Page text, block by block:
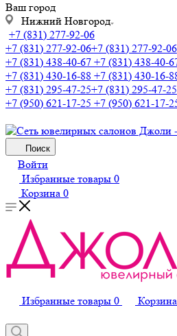
Ваш город
Нижний Новгород
+7 (831) 277-92-06
+7 (831) 277-92-06+7 (831) 277-92-06
+7 (831) 438-40-67 +7 (831) 438-40-
+7 (831) 430-16-88 +7 (831) 430-16-
+7 (831) 295-47-25+7 (831) 295-47-25
+7 (950) 621-17-25 +7 (950) 621-17-
Поиск
Войти
Избранные товары 0
Корзина 0
Избранные товары 0 Корзина